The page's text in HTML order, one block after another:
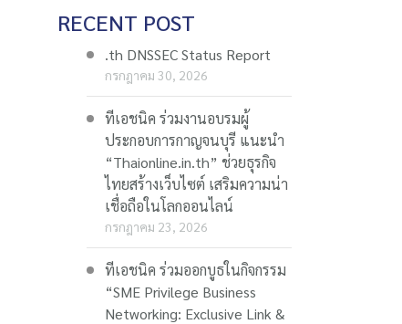
RECENT POST
.th DNSSEC Status Report
กรกฎาคม 30, 2026
ทีเอชนิค ร่วมงานอบรมผู้
ประกอบการกาญจนบุรี แนะนำ
“Thaionline.in.th” ช่วยธุรกิจ
ไทยสร้างเว็บไซต์ เสริมความน่า
เชื่อถือในโลกออนไลน์
กรกฎาคม 23, 2026
ทีเอชนิค ร่วมออกบูธในกิจกรรม
“SME Privilege Business
Networking: Exclusive Link &